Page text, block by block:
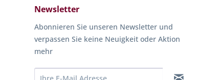
Newsletter
Abonnieren Sie unseren Newsletter und
verpassen Sie keine Neuigkeit oder Aktion
mehr